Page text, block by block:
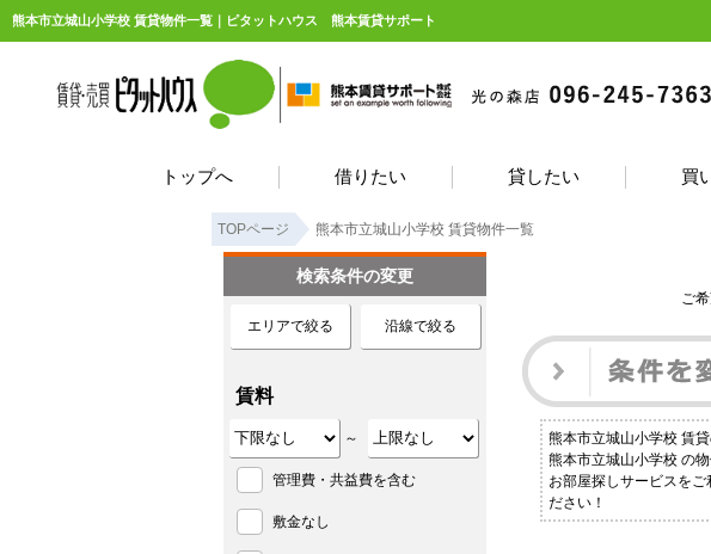
熊本市立城山小学校 賃貸物件一覧｜ピタットハウス 熊本賃貸サポート
トップへ 借りたい 貸したい 買
TOPページ 熊本市立城山小学校 賃貸物件一覧
ご
熊本市立城山小学校 賃
熊本市立城山小学校 の
お部屋探しサービスを
ださい！
検索条件の変更
エリアで絞る 沿線で絞る
賃料
～
管理費・共益費を含む
敷金なし